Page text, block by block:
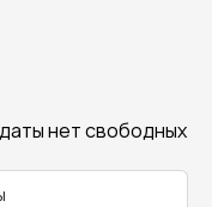
нет свободных